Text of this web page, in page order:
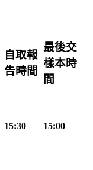
自取報
告時間
最後交
樣本時
間
15:30 15:00